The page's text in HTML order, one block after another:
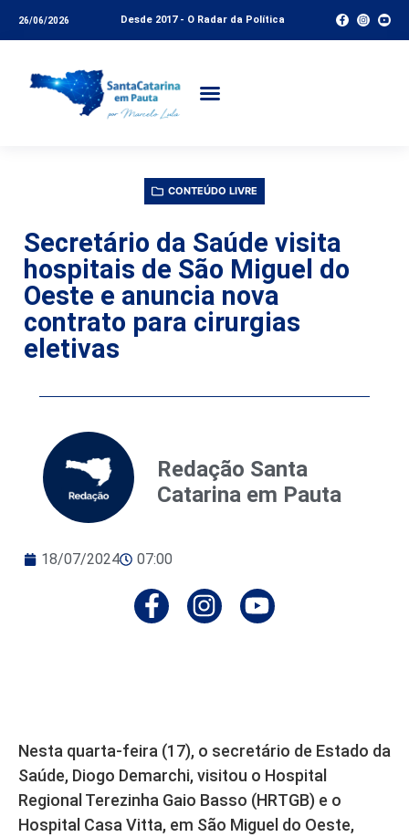
26/06/2026 Desde 2017 - O Radar da Política
CONTEÚDO LIVRE
Secretário da Saúde visita
hospitais de São Miguel do
Oeste e anuncia nova
contrato para cirurgias
eletivas
Redação Santa
Catarina em Pauta
18/07/2024 07:00
Nesta quarta-feira (17), o secretário de Estado da
Saúde, Diogo Demarchi, visitou o Hospital
Regional Terezinha Gaio Basso (HRTGB) e o
Hospital Casa Vitta, em São Miguel do Oeste,